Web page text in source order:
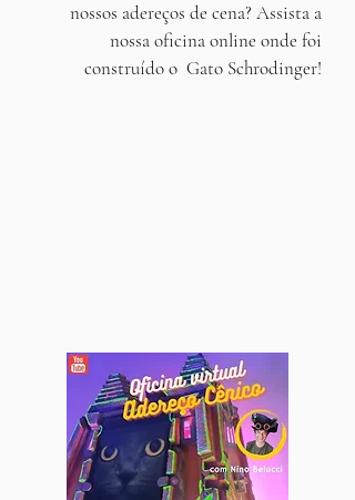
nossos adereços de cena? Assista a
nossa oficina online onde foi
construído o Gato Schrodinger!